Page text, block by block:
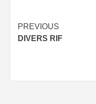
Post
navigation
PREVIOUS
DIVERS RIF